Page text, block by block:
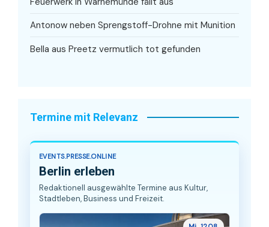
Antonow neben Sprengstoff-Drohne mit Munition
Bella aus Preetz vermutlich tot gefunden
Termine mit Relevanz
EVENTS.PRESSE.ONLINE
Berlin erleben
Redaktionell ausgewählte Termine aus Kultur,
Stadtleben, Business und Freizeit.